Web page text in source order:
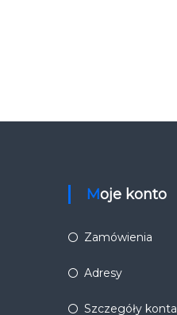
Moje konto
Zamówienia
Adresy
Szczegóły konta